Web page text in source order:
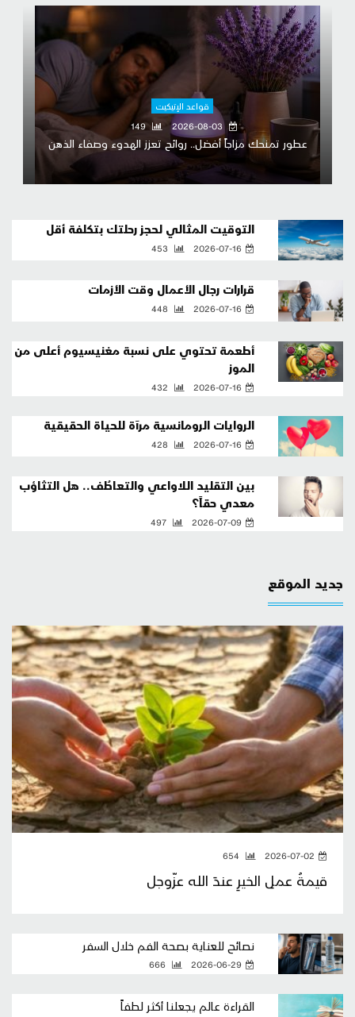
قواعد الإتيكيت
2026-08-03
149
عطور تمنحك مزاجاً أفضل.. روائح تعزز الهدوء وصفاء الذهن
التوقيت المثالي لحجز رحلتك بتكلفة أقل
2026-07-16
قرارات رجال الأعمال وقت الأزمات
2026-07-16
أطعمة تحتوي على نسبة مغنيسيوم أعلى من
الموز
2026-07-16
الروايات الرومانسية مرآة للحياة الحقيقية
2026-07-16
بين التقليد اللاواعي والتعاطُف.. هل التثاؤب
معدي حقاً؟
2026-07-09
جديد الموقع
2026-07-02
قيمةُ عملِ الخيرِ عندَ الله عزّوجل
نصائح للعناية بصحة الفم خلال السفر
2026-06-29
القراءة عالم يجعلنا أكثر لطفاً